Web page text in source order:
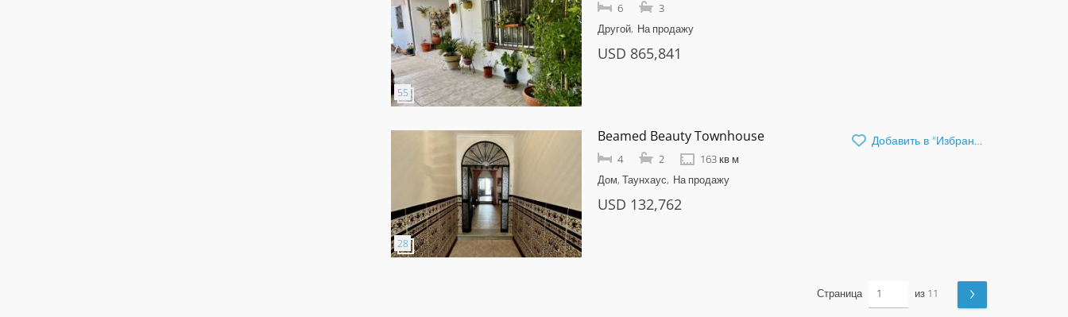
6
3
Другой На продажу
USD 865,841
Добавить в "Избранное"
Beamed Beauty Townhouse
4 2
163 кв м
Дом, Таунхаус На продажу
USD 132,762
Страница из 11 ›